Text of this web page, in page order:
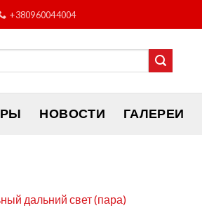
+380960044004
НОВОСТИ ГАЛЕРЕИ
дальний свет (пара)